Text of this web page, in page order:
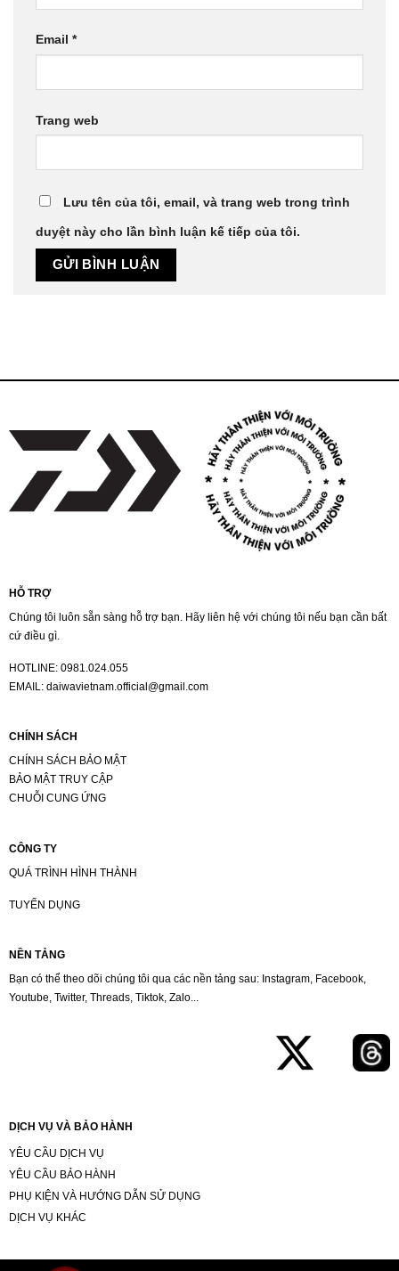
Email *
Trang web
Lưu tên của tôi, email, và trang web trong trình
duyệt này cho lần bình luận kế tiếp của tôi.
HỖ TRỢ
Chúng tôi luôn sẵn sàng hỗ trợ bạn. Hãy liên hệ với chúng tôi nếu bạn cần bất
cứ điều gì.
HOTLINE: 0981.024.055
EMAIL: daiwavietnam.official@gmail.com
CHÍNH SÁCH
CHÍNH SÁCH BẢO MẬT
BẢO MẬT TRUY CẬP
CHUỖI CUNG ỨNG
CÔNG TY
QUÁ TRÌNH HÌNH THÀNH
TUYỂN DỤNG
NỀN TẢNG
Bạn có thể theo dõi chúng tôi qua các nền tảng sau: Instagram, Facebook,
Youtube, Twitter, Threads, Tiktok, Zalo...
DỊCH VỤ VÀ BẢO HÀNH
YÊU CẦU DỊCH VỤ
YÊU CẦU BẢO HÀNH
PHỤ KIỆN VÀ HƯỚNG DẪN SỬ DỤNG
DỊCH VỤ KHÁC